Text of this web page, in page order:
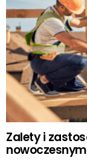
Zalety i